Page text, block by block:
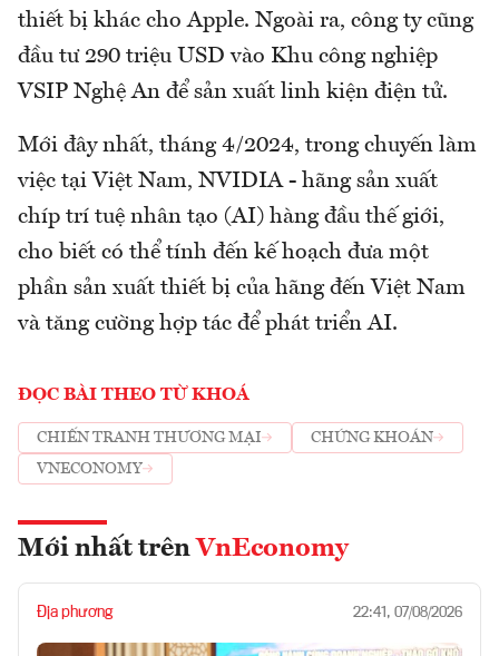
thiết bị khác cho Apple. Ngoài ra, công ty cũng
đầu tư 290 triệu USD vào Khu công nghiệp
VSIP Nghệ An để sản xuất linh kiện điện tử.
Mới đây nhất, tháng 4/2024, trong chuyến làm
việc tại Việt Nam, NVIDIA - hãng sản xuất
chíp trí tuệ nhân tạo (AI) hàng đầu thế giới,
cho biết có thể tính đến kế hoạch đưa một
phần sản xuất thiết bị của hãng đến Việt Nam
và tăng cường hợp tác để phát triển AI.
ĐỌC BÀI THEO TỪ KHOÁ
CHIẾN TRANH THƯƠNG MẠI
CHỨNG KHOÁN
VNECONOMY
Mới nhất trên VnEconomy
Địa phương 22:41, 07/08/2026